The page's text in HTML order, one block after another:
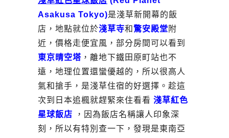
Asakusa Tokyo)是淺草新開幕的飯
店，地點就位於淺草寺和驚安殿堂 附
近，價格走便宜風，部分房間可以看到
東京晴空塔 ，離地下鐵田原町站也不
遠，地理位置還蠻優越的，所以很高人
氣和搶手，是淺草住宿的好選擇。趁這
次到日本追楓就趕緊來住看看 淺草紅色
星球飯店
，因為飯店名稱讓人印象深
刻，所以有特別查一下，發現是東南亞